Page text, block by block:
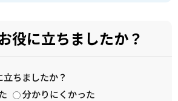
役に立ちましたか？
ちましたか？
分かりにくかった